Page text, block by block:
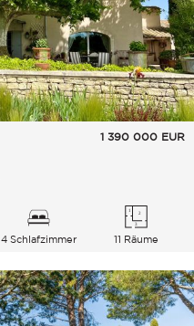
1 390 000 EUR
4 Schlafzimmer 11 Räume